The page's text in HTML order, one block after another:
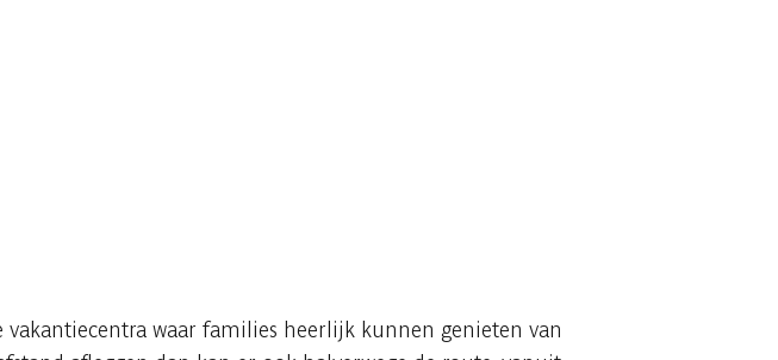
vakantiecentra waar families heerlijk kunnen genieten van